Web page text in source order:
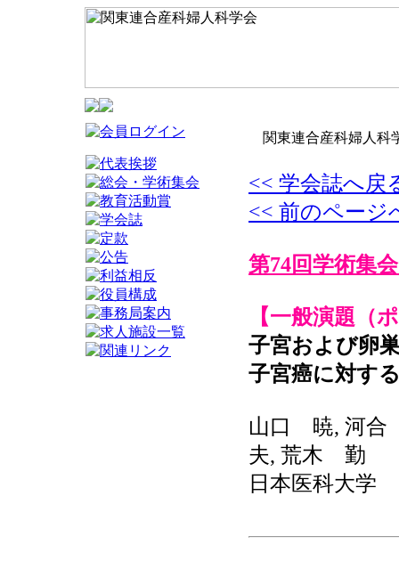
関東連合産科婦人科
<< 学会誌へ戻
<< 前のページ
第74回学術集会
【一般演題（
子宮および卵
子宮癌に対す
山口 暁, 河
夫, 荒木 勤
日本医科大学